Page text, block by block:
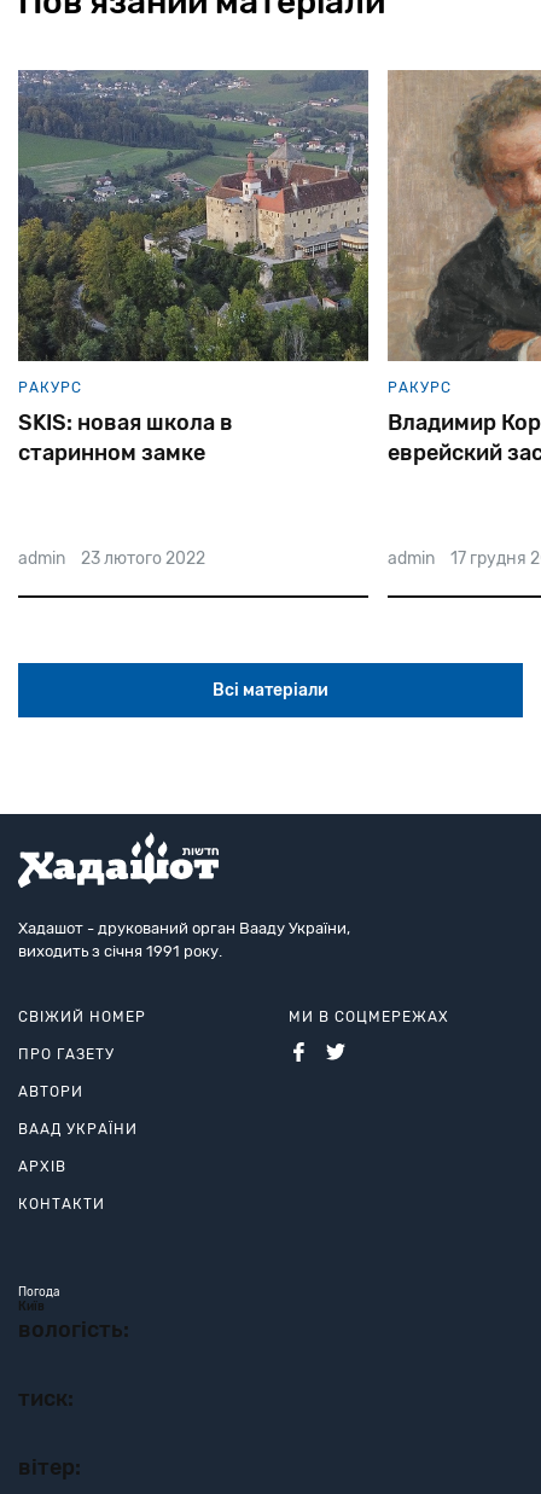
РАКУРС
SKIS: новая школа в
старинном замке
admin 23 лютого 2022
РАКУРС
Владимир
еврейский
admin 17 грудня
Всі матеріали
Хадашот - друкований орган Вааду України,
виходить з січня 1991 року.
СВІЖИЙ НОМЕР
ПРО ГАЗЕТУ
АВТОРИ
ВААД УКРАЇНИ
АРХІВ
КОНТАКТИ
МИ В СОЦМЕРЕЖАХ
Погода
Київ
вологість:
тиск:
вітер: